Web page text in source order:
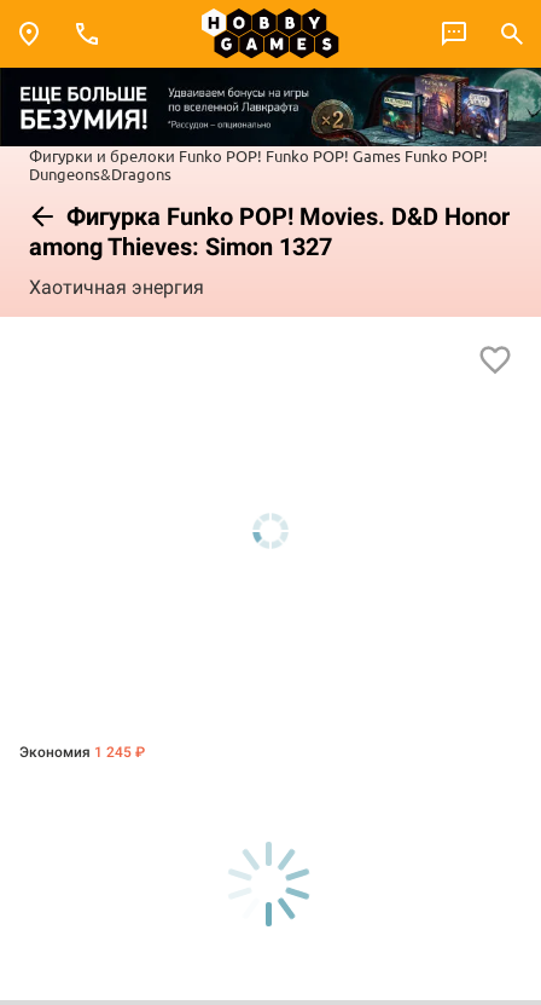
Фигурки и брелоки Funko POP! Funko POP! Games Funko POP!
Dungeons&Dragons
Фигурка Funko POP! Movies. D&D Honor
among Thieves: Simon 1327
Хаотичная энергия
Экономия 1 245 ₽